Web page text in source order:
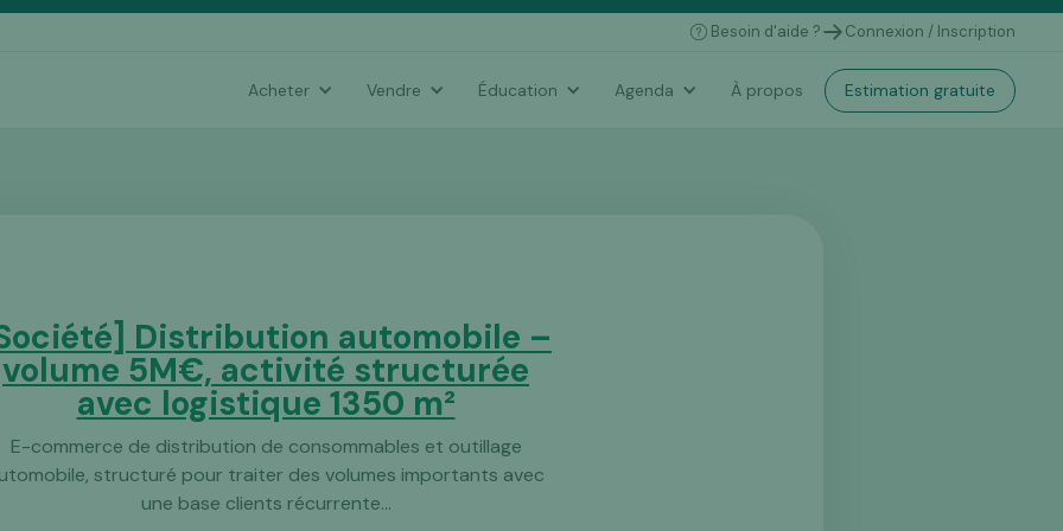
Besoin d'aide ? Connexion / Inscription
Acheter Vendre Éducation Agenda À propos Estimation gratuite
Distribution automobile –
volume 5M€, activité structurée
avec logistique 1350 m²
E-commerce de distribution de consommables et outillage
structuré pour traiter des volumes importants avec
une base clients récurrente...